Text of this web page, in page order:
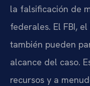
la falsificación de
federales. El FBI,
también pueden
alcance del caso.
recursos y a